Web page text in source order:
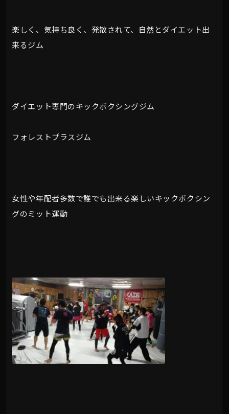
楽しく、気持ち良く、発散されて、自然とダイエット出
来るジム
ダイエット専門のキックボクシングジム
フォレストプラスジム
女性や年配者多数で誰でも出来る楽しいキックボクシン
グのミット運動